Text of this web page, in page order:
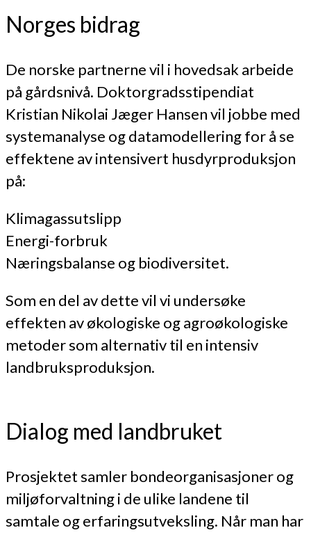
Norges bidrag
De norske partnerne vil i hovedsak arbeide
på gårdsnivå. Doktorgradsstipendiat
Kristian Nikolai Jæger Hansen vil jobbe med
systemanalyse og datamodellering for å se
effektene av intensivert husdyrproduksjon
på:
Klimagassutslipp
Energi-forbruk
Næringsbalanse og biodiversitet.
Som en del av dette vil vi undersøke
effekten av økologiske og agroøkologiske
metoder som alternativ til en intensiv
landbruksproduksjon.
Dialog med landbruket
Prosjektet samler bondeorganisasjoner og
miljøforvaltning i de ulike landene til
samtale og erfaringsutveksling. Når man har